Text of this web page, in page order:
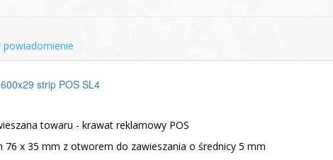
powiadomienie
strip POS SL4
towaru - krawat reklamowy POS
x 35 mm z otworem do zawieszania o średnicy 5 mm